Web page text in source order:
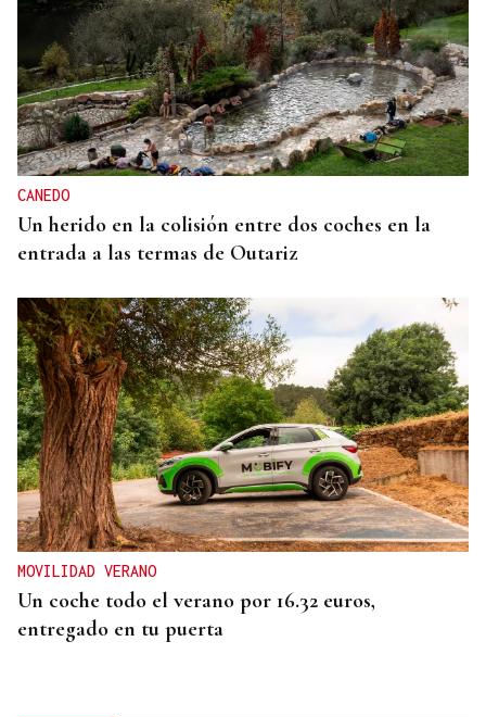
CANEDO
Un herido en la colisión entre dos coches en la
entrada a las termas de Outariz
MOVILIDAD VERANO
Un coche todo el verano por 16.32 euros,
entregado en tu puerta